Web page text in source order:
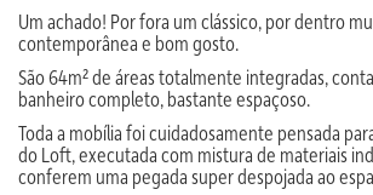
Um achado! Por fora um clássico, por dentro
contemporânea e bom gosto.
São 64m² de áreas totalmente integradas,
banheiro completo, bastante espaçoso.
Toda a mobília foi cuidadosamente pensada
do Loft, executada com mistura de materiais
conferem uma pegada super despojada ao